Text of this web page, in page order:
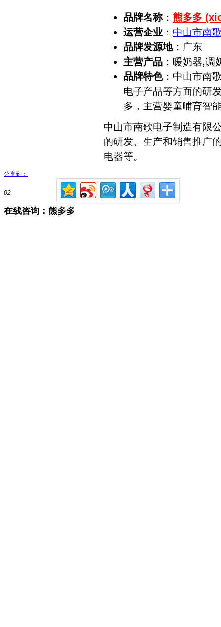
品牌名称： 熊多多
运营企业 ： 中山市南
品牌发源地：广东
主营产品 ：暖奶器,调
品牌特色：中山市南
电子产品等方面的研
多，主营婴童哺育智
中山市南歌电子制造有限
的研发、生产和销售推广
电器等。
分享到：
02
在线咨询：熊多多